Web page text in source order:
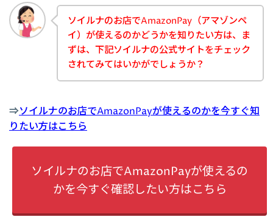
ソイルナのお店でAmazonPay（アマゾンペ
イ）が使えるのかどうかを知りたい方は、ま
ずは、下記ソイルナの公式サイトをチェック
されてみてはいかがでしょうか？
⇒ソイルナのお店でAmazonPayが使えるのかを今すぐ知
りたい方はこちら
ソイルナのお店でAmazonPayが使えるの
かを今すぐ確認したい方はこちら